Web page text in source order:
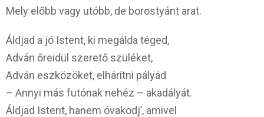
Mely előbb vagy utóbb, de borostyánt arat.
Áldjad a jó Istent, ki megálda téged,
Adván őreidül szerető szüléket,
Adván eszközöket, elhárítni pályád
– Annyi más futónak nehéz – akadályát.
Áldjad Istent, hanem óvakodj’, amivel